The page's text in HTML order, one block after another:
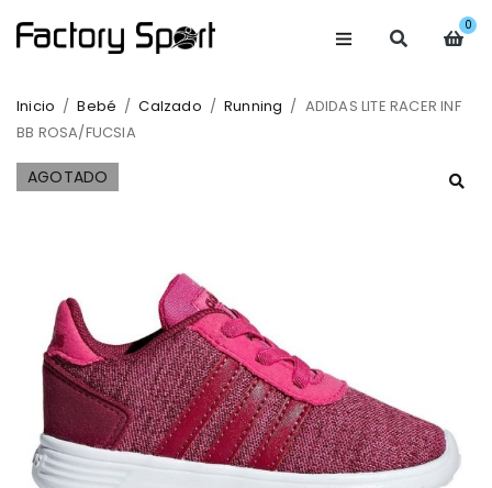
0
Inicio / Bebé / Calzado / Running / ADIDAS LITE RACER INF
BB ROSA/FUCSIA
AGOTADO